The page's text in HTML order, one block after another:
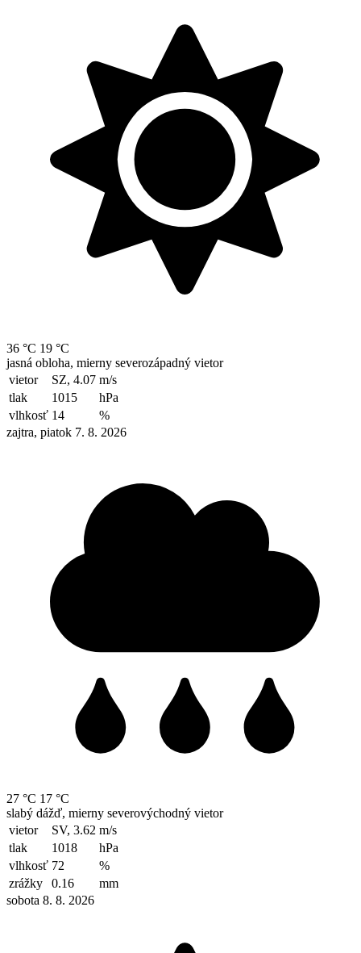
36 °C 19 °C
jasná obloha, mierny severozápadný vietor
vietor
SZ, 4.07 m/s
tlak
1015
hPa
vlhkosť 14
%
zajtra, piatok 7. 8. 2026
27 °C 17 °C
slabý dážď, mierny severovýchodný vietor
vietor
SV, 3.62 m/s
tlak
1018
hPa
vlhkosť 72
%
zrážky
0.16
mm
sobota 8. 8. 2026